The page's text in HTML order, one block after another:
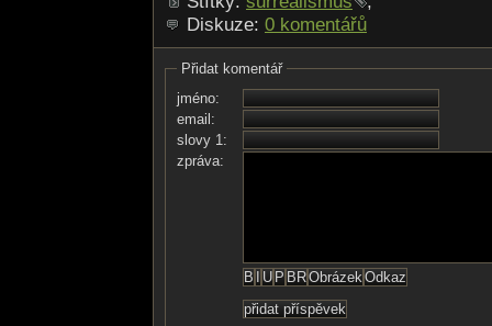
Diskuze: 0 komentářů
Přidat komentář
jméno:
email:
slovy 1:
zpráva: